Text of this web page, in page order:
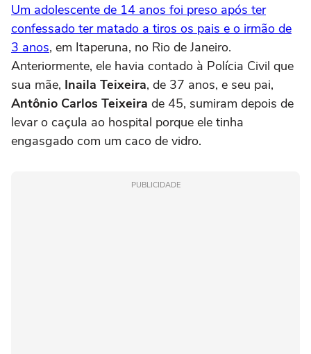
Um adolescente de 14 anos foi preso após ter
confessado ter matado a tiros os pais e o irmão de
3 anos, em Itaperuna, no Rio de Janeiro.
Anteriormente, ele havia contado à Polícia Civil que
sua mãe, Inaila Teixeira, de 37 anos, e seu pai,
Antônio Carlos Teixeira de 45, sumiram depois de
levar o caçula ao hospital porque ele tinha
engasgado com um caco de vidro.
PUBLICIDADE